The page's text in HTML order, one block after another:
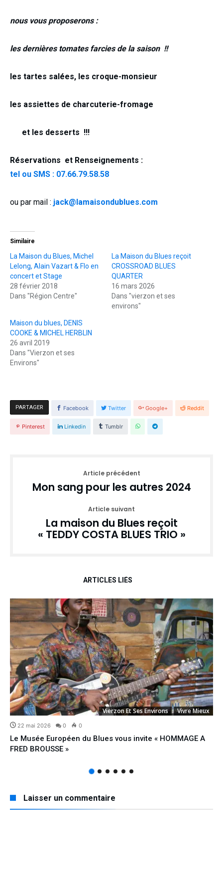
nous vous proposerons :
les dernières tomates farcies de la saison !!
les tartes salées, les croque-monsieur
les assiettes de charcuterie-fromage
et les desserts !!!
Réservations et Renseignements :
tel ou SMS : 07.66.79.58.58
ou par mail : jack@lamaisondublues.com
Similaire
La Maison du Blues, Michel
Lelong, Alain Vazart & Flo en
concert et Stage
28 février 2018
Dans "Région Centre"
La Maison du Blues reçoit
CROSSROAD BLUES
QUARTER
16 mars 2026
Dans "vierzon et ses
environs"
Maison du blues, DENIS
COOKE & MICHEL HERBLIN
26 avril 2019
Dans "Vierzon et ses
Environs"
PARTAGER Facebook Twitter Google+ Reddit
Pinterest Linkedin Tumblr
Article précédent
Mon sang pour les autres 2024
Article suivant
La maison du Blues reçoit
« TEDDY COSTA BLUES TRIO »
ARTICLES LIÉS
Vierzon Et Ses Environs Vivre Mieux
22 mai 2026 0 0
Le Musée Européen du Blues vous invite « HOMMAGE A
FRED BROUSSE »
Laisser un commentaire